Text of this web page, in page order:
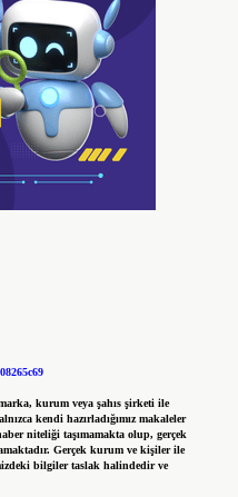
kurum veya şahıs şirketi ile
kendi hazırladığımız makaleler
niteliği taşımamakta olup, gerçek
Gerçek kurum ve kişiler ile
bilgiler taslak halindedir ve